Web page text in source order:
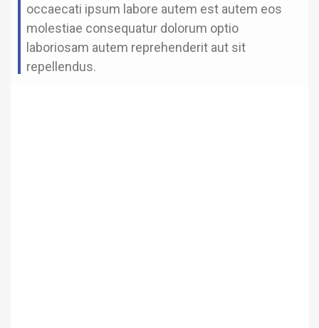
occaecati ipsum labore autem est autem eos
molestiae consequatur dolorum optio
laboriosam autem reprehenderit aut sit
repellendus.